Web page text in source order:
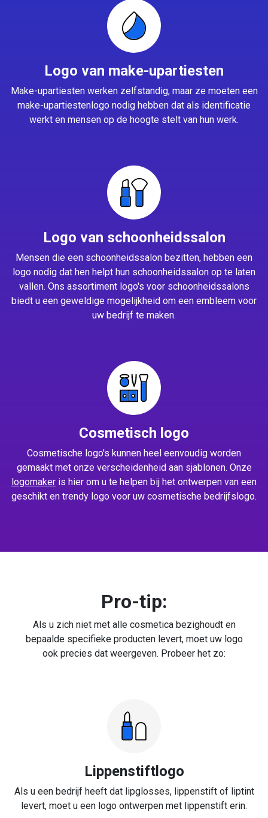
Logo van make-upartiesten
Make-upartiesten werken zelfstandig, maar ze moeten een
make-upartiestenlogo nodig hebben dat als identificatie
werkt en mensen op de hoogte stelt van hun werk.
Logo van schoonheidssalon
Mensen die een schoonheidssalon bezitten, hebben een
logo nodig dat hen helpt hun schoonheidssalon op te laten
vallen. Ons assortiment logo's voor schoonheidssalons
biedt u een geweldige mogelijkheid om een embleem voor
uw bedrijf te maken.
Cosmetisch logo
Cosmetische logo's kunnen heel eenvoudig worden
gemaakt met onze verscheidenheid aan sjablonen. Onze
logomaker is hier om u te helpen bij het ontwerpen van een
geschikt en trendy logo voor uw cosmetische bedrijfslogo.
Pro-tip:
Als u zich niet met alle cosmetica bezighoudt en
bepaalde specifieke producten levert, moet uw logo
ook precies dat weergeven. Probeer het zo:
Lippenstiftlogo
Als u een bedrijf heeft dat lipglosses, lippenstift of liptint
levert, moet u een logo ontwerpen met lippenstift erin.